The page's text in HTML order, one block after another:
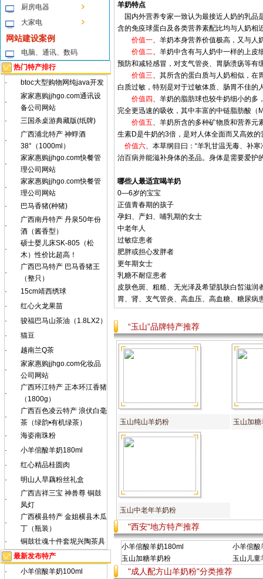
厨房电器
大家电
网站建设案例
电脑、通讯、数码
热门特产排行
·
btoc大型购物网纯java开发
·
家家惠购jjhgo.com通讯设
备公司网站
·
三国杀桌游典藏版(纸牌)
·
广西浦北特产 神蜉酒
38°（1000ml）
·
家家惠购jjhgo.com快餐管
理公司网站
·
家家惠购jjhgo.com快餐管
理公司网站
·
巴马香猪(种猪)
·
广西南丹特产 丹泉50年份
酒（酱香型）
·
硕士婴儿床SK-805（松
木）性价比超高！
·
广西巴马特产 巴马香猪王
（整只）
·
15cm靖西绣球
·
红心火龙果苗
·
骏福巴马山茶油（1.8LX2）
·
猫豆
·
越南兰Q茶
·
家家惠购jjhgo.com化妆品
公司网站
·
广西环江特产 正本环江香猪
（1800g）
·
广西百色凌云特产 浪伏白毫
茶（绿韵•有机绿茶）
·
海姿南珠粉
·
小羊倌酸羊奶180ml
·
红心精品桂圆肉
·
明山人旱藕粉丝礼盒
·
广西吉祥三宝 神兽尊 铜鼓
凤灯
·
广西横县特产 金姐横县木瓜
丁（瓶装）
·
铜鼓壮魂十件套坭兴陶茶具
最新发布特产
·
小羊倌酸羊奶100ml
羊奶特点
国内外营养专家一致认为最接近人奶的乳品
含的免疫球蛋白及各类营养素配比均与人奶相
价值一、羊奶本身营养价值极高，又与人
价值二、羊奶中含有与人奶中一样的上皮
预防和减轻感冒，对支气管炎、胃肠溃疡等有
价值三、其所含的蛋白质与人奶相似，在
白质过敏，特别是对于过敏体质、肠胃不佳的
价值四 、羊奶的脂肪球也较牛奶细小的多
完全更迅速的吸收，其中丰富的中链脂肪酸（
价值五、羊奶所含的多种矿物质和营养元
生素D是牛奶的3倍，是对人体全面而又高效的
价值六、本草纲目曰：“羊乳甘温无毒、补
治百病并能滋补身体的圣品。身体是需要爱护
哪些人最适宜喝羊奶
0—6岁的宝宝
正值青春期的孩子
孕妇、产妇、哺乳期的女士
中老年人
过敏症患者
肥胖或担心发胖者
更年期女士
乳糖不耐症患者
皮肤色斑、粗糙、无光泽及希望肌肤白皙滋润
胃、肾、支气管炎、高血压、高血糖、糖尿病
“玉山”品牌特产推荐
玉山纯山羊奶粉 玉山加
玉山中老年羊奶粉
"西安"地方特产推荐
小羊倌酸羊奶180ml
小羊倌酸
玉山加糖羊奶粉
玉山儿童
"成人配方山羊奶粉"分类推荐